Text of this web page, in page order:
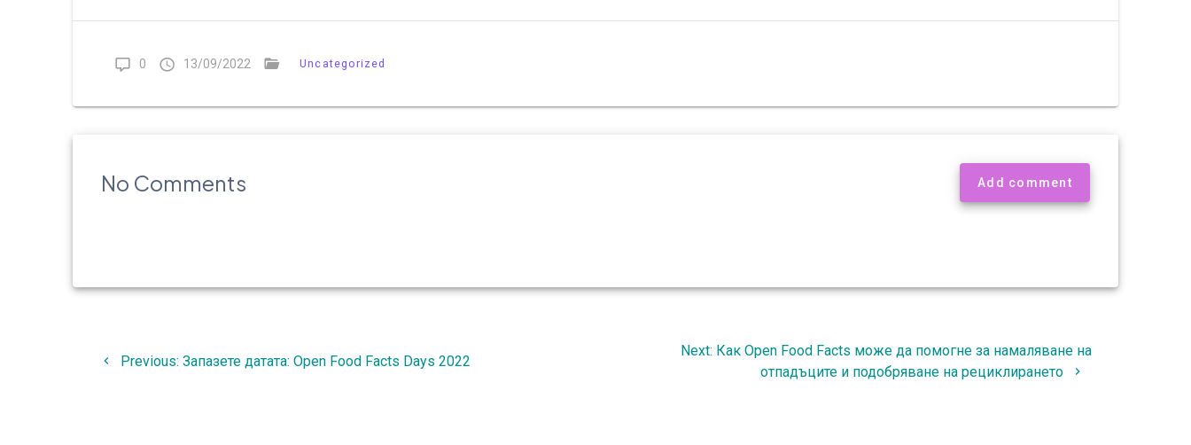
0 13/09/2022 Uncategorized
No Comments Add comment
Previous: Previous
Запазете датата: Open Food Facts Days 2022
Next: Next
Как Open Food Facts може да помогне за намаляване на
отпадъците и подобряване на рециклирането